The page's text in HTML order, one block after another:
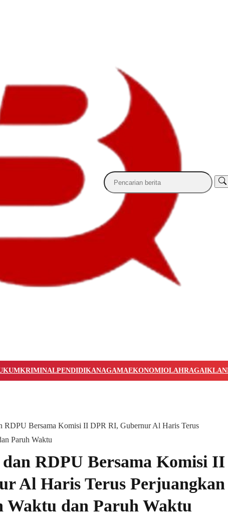
KRIMINALPENDIDIKANAGAMAEKONOMIOLAHRAGAIKLAN
RDPU Bersama Komisi II DPR RI, Gubernur Al Haris Terus
Paruh Waktu
RDPU Bersama Komisi II
Al Haris Terus Perjuangkan
Waktu dan Paruh Waktu